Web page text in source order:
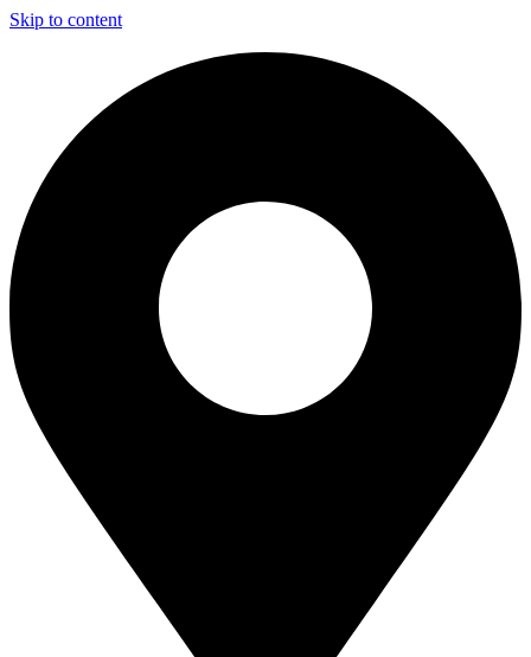
Skip to content